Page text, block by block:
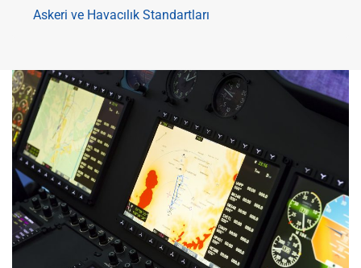
Askeri ve Havacılık Standartları